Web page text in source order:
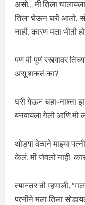
असो… मी तिला
तिला घेऊन घरी आलो.
नाही, कारण मला भीती
पण मी पूर्ण रस्त्यावर
असू शकतं का?
घरी येऊन चहा-नाश्ता
बनवायला गेली आणि मी
थोड्या वेळाने माझ्या
केलं. मी जेवलो नाही,
त्यानंतर ती म्हणाली,
पत्नीने मला तिला